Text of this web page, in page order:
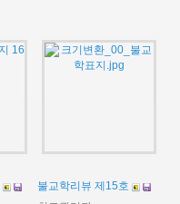
불교학리뷰 제15호